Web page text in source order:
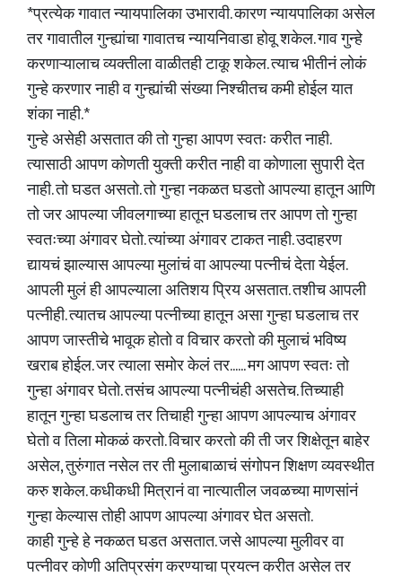
*प्रत्येक गावात न्यायपालिका उभारावी. कारण न्यायपालिका असेल
तर गावातील गुन्ह्यांचा गावातच न्यायनिवाडा होवू शकेल. गाव गुन्हे
करणाऱ्यालाच व्यक्तीला वाळीतही टाकू शकेल. त्याच भीतीनं लोकं
गुन्हे करणार नाही व गुन्ह्यांची संख्या निश्चीतच कमी होईल यात
शंका नाही.*
गुन्हे असेही असतात की तो गुन्हा आपण स्वतः करीत नाही.
त्यासाठी आपण कोणती युक्ती करीत नाही वा कोणाला सुपारी देत
नाही. तो घडत असतो. तो गुन्हा नकळत घडतो आपल्या हातून आणि
तो जर आपल्या जीवलगाच्या हातून घडलाच तर आपण तो गुन्हा
स्वतःच्या अंगावर घेतो. त्यांच्या अंगावर टाकत नाही. उदाहरण
द्यायचं झाल्यास आपल्या मुलांचं वा आपल्या पत्नीचं देता येईल.
आपली मुलं ही आपल्याला अतिशय प्रिय असतात. तशीच आपली
पत्नीही. त्यातच आपल्या पत्नीच्या हातून असा गुन्हा घडलाच तर
आपण जास्तीचे भावूक होतो व विचार करतो की मुलाचं भविष्य
खराब होईल. जर त्याला समोर केलं तर...... मग आपण स्वतः तो
गुन्हा अंगावर घेतो. तसंच आपल्या पत्नीचंही असतेच. तिच्याही
हातून गुन्हा घडलाच तर तिचाही गुन्हा आपण आपल्याच अंगावर
घेतो व तिला मोकळं करतो. विचार करतो की ती जर शिक्षेतून बाहेर
असेल, तुरुंगात नसेल तर ती मुलाबाळाचं संगोपन शिक्षण व्यवस्थीत
करु शकेल. कधीकधी मित्रानं वा नात्यातील जवळच्या माणसांनं
गुन्हा केल्यास तोही आपण आपल्या अंगावर घेत असतो.
काही गुन्हे हे नकळत घडत असतात. जसे आपल्या मुलीवर वा
पत्नीवर कोणी अतिप्रसंग करण्याचा प्रयत्न करीत असेल तर